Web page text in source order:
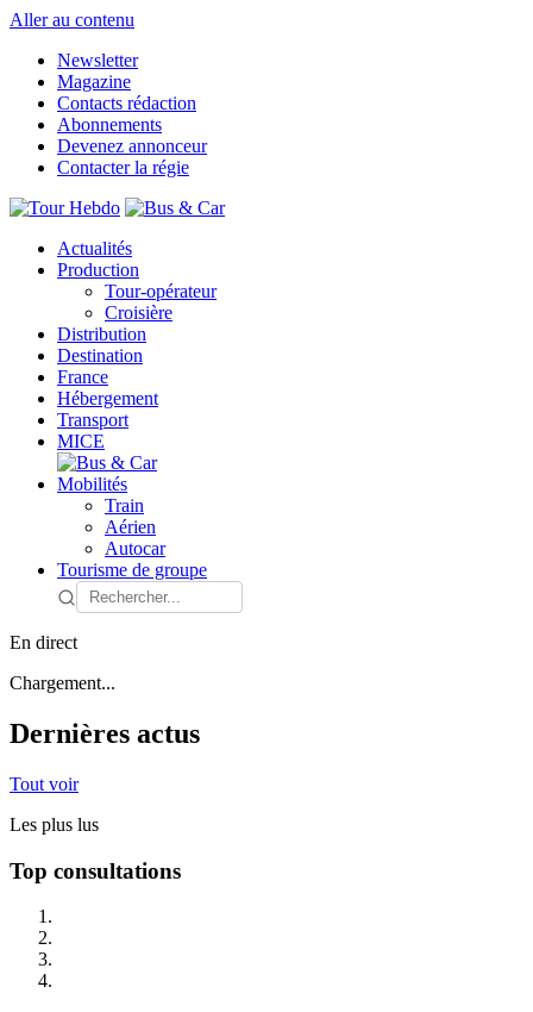
Aller au contenu
Newsletter
Magazine
Contacts rédaction
Abonnements
Devenez annonceur
Contacter la régie
Actualités
Production
Tour-opérateur
Croisière
Distribution
Destination
France
Hébergement
Transport
MICE
Mobilités
Train
Aérien
Autocar
Tourisme de groupe
En direct
Chargement...
Dernières actus
Tout voir
Les plus lus
Top consultations